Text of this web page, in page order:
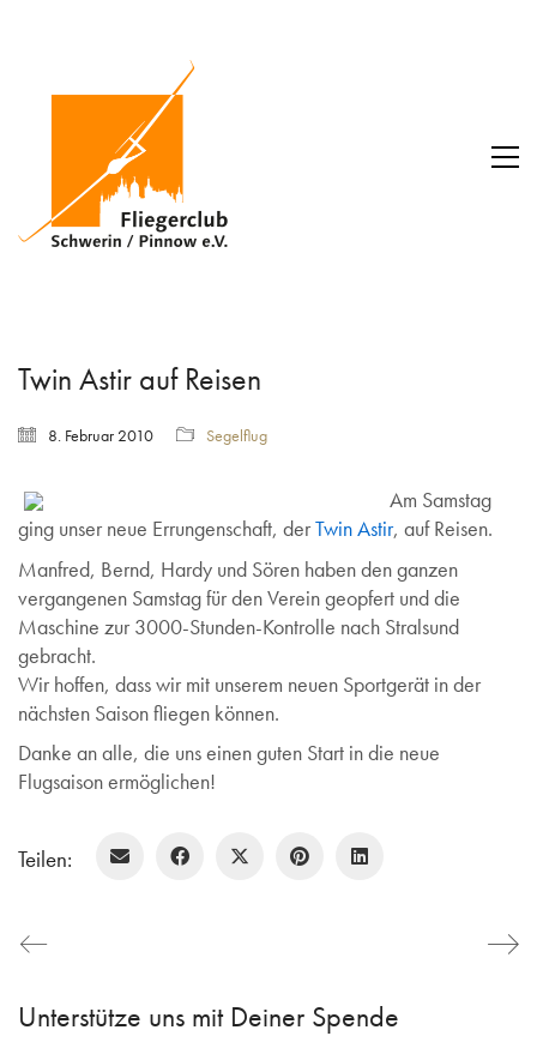
Twin Astir auf Reisen
8. Februar 2010 Segelflug
Am Samstag
ging unser neue Errungenschaft, derTwin Astir, auf Reisen.
Manfred, Bernd, Hardy und Sören haben den ganzen
vergangenen Samstag für den Verein geopfert und die
Maschine zur 3000-Stunden-Kontrolle nach Stralsund
gebracht.
Wir hoffen, dass wir mit unserem neuen Sportgerät in der
nächsten Saison fliegen können.
Danke an alle, die uns einen guten Start in die neue
Flugsaison ermöglichen!
Teilen:
Unterstütze uns mit Deiner Spende